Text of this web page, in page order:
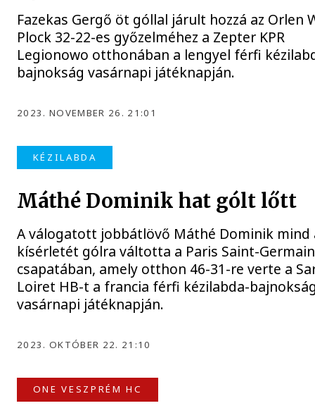
Fazekas Gergő öt góllal járult hozzá az Orlen
Plock 32-22-es győzelméhez a Zepter KPR
Legionowo otthonában a lengyel férfi
bajnokság vasárnapi játéknapján.
2023. NOVEMBER 26. 21:01
KÉZILABDA
Máthé Dominik hat gólt lőtt
A válogatott jobbátlövő Máthé Dominik mind
kísérletét gólra váltotta a Paris Saint-Germain
csapatában, amely otthon 46-31-re verte a
Loiret HB-t a francia férfi kézilabda-
vasárnapi játéknapján.
2023. OKTÓBER 22. 21:10
ONE VESZPRÉM HC